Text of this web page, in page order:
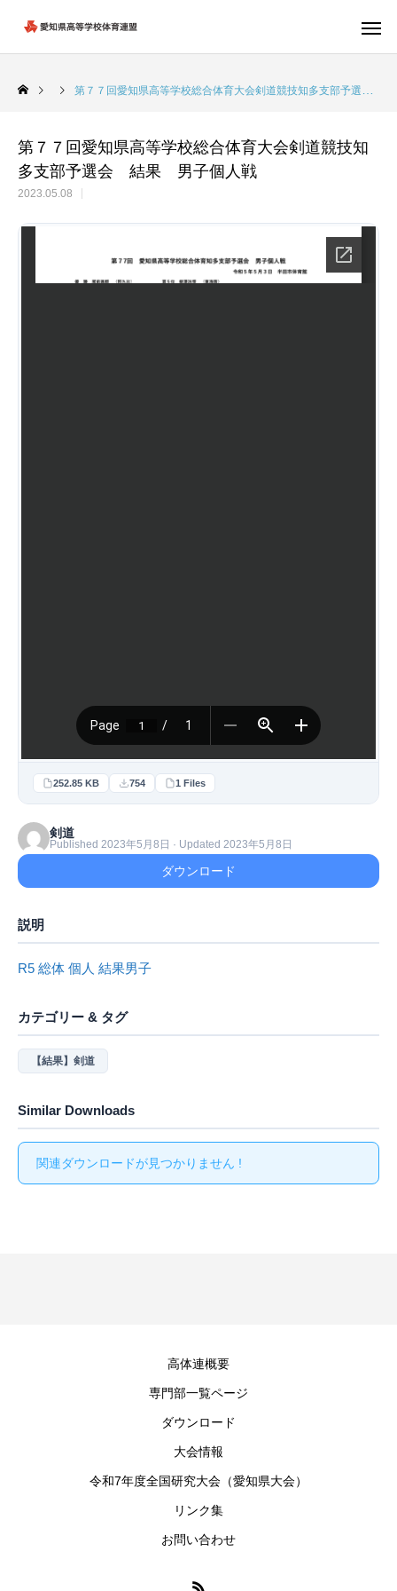
第７７回愛知県高等学校総合体育大会剣道競技知多支部予選会 結果 男子個人戦
第７７回愛知県高等学校総合体育大会剣道競技知
多支部予選会 結果 男子個人戦
2023.05.08
252.85 KB 754 1 Files
剣道
Published 2023年5月8日 · Updated 2023年5月8日
ダウンロード
説明
R5 総体 個人 結果男子
カテゴリー & タグ
【結果】剣道
Similar Downloads
関連ダウンロードが見つかりません !
高体連概要
専門部一覧ページ
ダウンロード
大会情報
令和7年度全国研究大会（愛知県大会）
リンク集
お問い合わせ